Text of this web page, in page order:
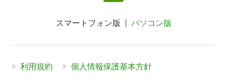
スマートフォン版 パソコン版
利用規約 個人情報保護基本方針